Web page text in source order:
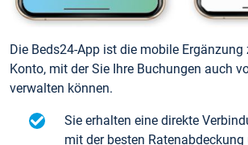
Die Beds24-App ist die mobile Ergänzung
Konto, mit der Sie Ihre Buchungen auch
verwalten können.
Sie erhalten eine direkte
mit der besten Ratenabdeckung